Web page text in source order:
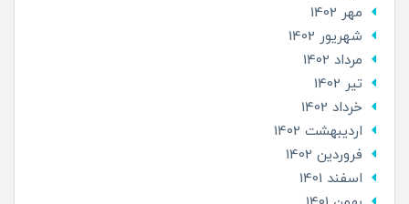
مهر 1402
شهریور 1402
مرداد 1402
تير 1402
خرداد 1402
ارديبهشت 1402
فروردین 1402
اسفند 1401